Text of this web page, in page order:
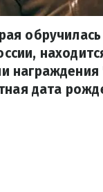
обручилась
дата